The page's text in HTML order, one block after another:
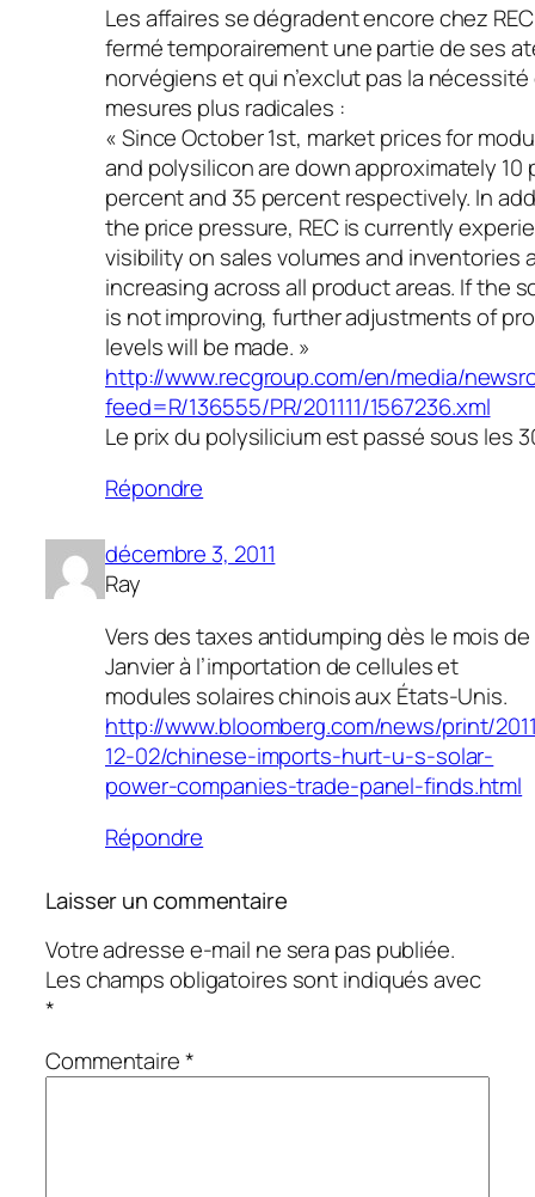
Les affaires se dégradent encore chez
fermé temporairement une partie de ses
norvégiens et qui n’exclut pas la nécessité
mesures plus radicales :
« Since October 1st, market prices for
and polysilicon are down approximately 10
percent and 35 percent respectively. In
the price pressure, REC is currently
visibility on sales volumes and inventories
increasing across all product areas. If the
is not improving, further adjustments of
levels will be made. »
http://www.recgroup.com/en/media/
feed=R/136555/PR/201111/1567236.xml
Le prix du polysilicium est passé sous les
Répondre
décembre 3, 2011
Ray
Vers des taxes antidumping dès le mois de
Janvier à l’importation de cellules et
modules solaires chinois aux États-Unis.
http://www.bloomberg.com/news/print/
12-02/chinese-imports-hurt-u-s-solar-
power-companies-trade-panel-finds.html
Répondre
Laisser un commentaire
Votre adresse e-mail ne sera pas publiée.
Les champs obligatoires sont indiqués avec
*
Commentaire*